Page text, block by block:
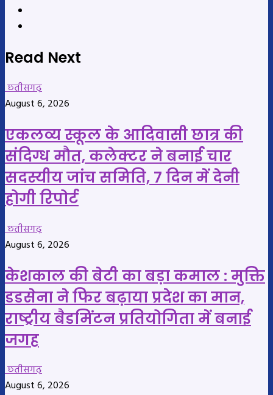
Read Next
छतीसगढ़
August 6, 2026
एकलव्य स्कूल के आदिवासी छात्र की
संदिग्ध मौत, कलेक्टर ने बनाई चार
सदस्यीय जांच समिति, 7 दिन में देनी
होगी रिपोर्ट
छतीसगढ़
August 6, 2026
केशकाल की बेटी का बड़ा कमाल : मुक्ति
डडसेना ने फिर बढ़ाया प्रदेश का मान,
राष्ट्रीय बैडमिंटन प्रतियोगिता में बनाई
जगह
छतीसगढ़
August 6, 2026